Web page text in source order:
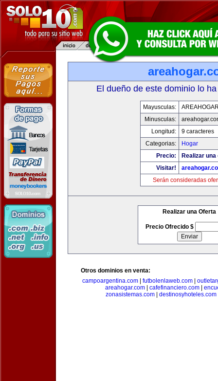
El dueño de este dominio lo
Mayusculas:
Minusculas:
Longitud:
9 caracteres
Categorias:
Hogar
Precio:
Realizar
Visitar!
Serán consideradas
Realizar una Oferta
Precio Ofrecido $
Otros dominios en venta:
campoargentina.com| futbolenlaweb.com|
areahogar.com| cafefinanciero.com|
zonasistemas.com| destinosyhoteles.com